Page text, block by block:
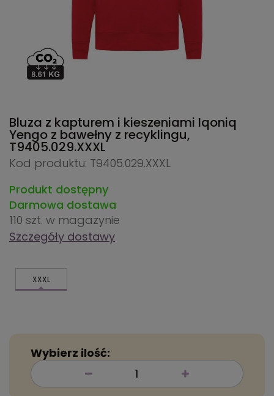
Bluza z kapturem i kieszeniami Iqoniq
Yengo z bawełny z recyklingu,
T9405.029.XXXL
Kod produktu: T9405.029.XXXL
Produkt dostępny
Darmowa dostawa
110 szt. w magazynie
Szczegóły dostawy
XXXL
Wybierz ilość: